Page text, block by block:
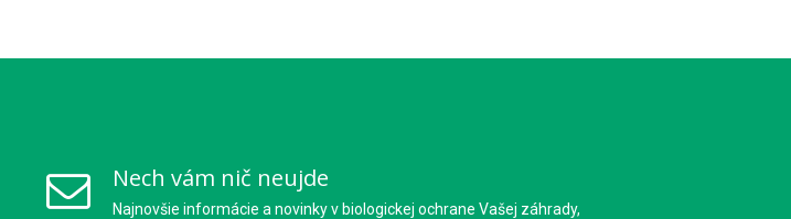
Nech vám nič neujde
Najnovšie informácie a novinky v biologickej ochrane Vašej záhrady,